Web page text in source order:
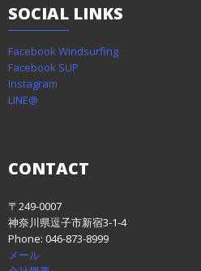
SOCIAL LINKS
Facebook Windsurfing
Facebook SUP
Instagram
LINE@
CONTACT
〒249-0007
神奈川県逗子市新宿3-1-4
Phone: 046-873-8999
メール